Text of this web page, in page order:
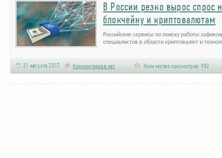
В России резко вырос спрос
блокчейну и криптовалютам
Российские сервисы по поиску работы
специалистов в области криптовалют и
21 августа 2017 Комментариев нет Количество просмотров:982